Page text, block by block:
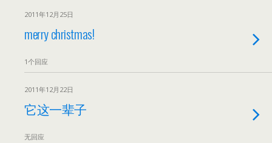
2011年12月25日
merry christmas!
1个回应
2011年12月22日
它这一辈子
无回应